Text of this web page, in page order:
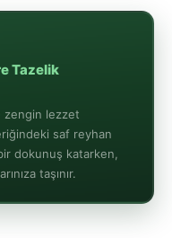
Tazelik
zengin lezzet
saf reyhan
dokunuş katarken,
taşınır.